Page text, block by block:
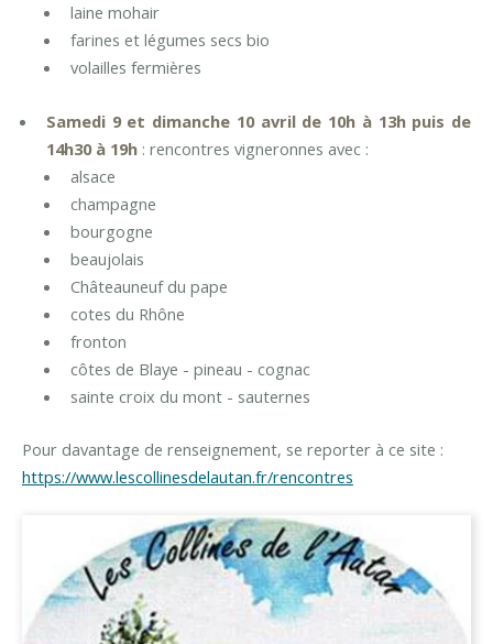
laine mohair
farines et légumes secs bio
volailles fermières
Samedi 9 et dimanche 10 avril de 10h à 13h puis de
14h30 à 19h: rencontres vigneronnes avec :
alsace
champagne
bourgogne
beaujolais
Châteauneuf du pape
cotes du Rhône
fronton
côtes de Blaye - pineau - cognac
sainte croix du mont - sauternes
Pour davantage de renseignement, se reporter à ce site :
https://www.lescollinesdelautan.fr/rencontres